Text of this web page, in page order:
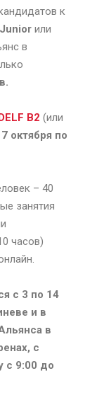
к
Junior или
в
B2 (или
октября по
– 40
занятия
часов)
с 3 по 14
и в
в
с
с 9:00 до